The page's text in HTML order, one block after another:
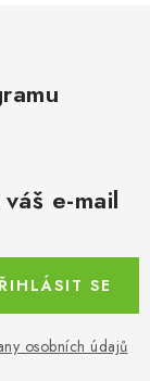
e-mail
osobních údajů
SE